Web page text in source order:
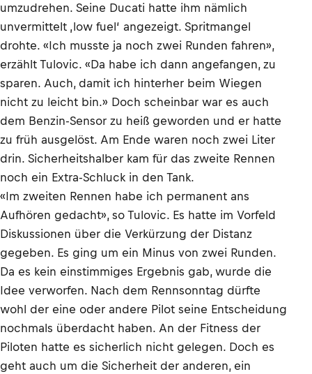
umzudrehen. Seine Ducati hatte ihm nämlich
unvermittelt ‚low fuel‘ angezeigt. Spritmangel
drohte. «Ich musste ja noch zwei Runden fahren»,
erzählt Tulovic. «Da habe ich dann angefangen, zu
sparen. Auch, damit ich hinterher beim Wiegen
nicht zu leicht bin.» Doch scheinbar war es auch
dem Benzin-Sensor zu heiß geworden und er hatte
zu früh ausgelöst. Am Ende waren noch zwei Liter
drin. Sicherheitshalber kam für das zweite Rennen
noch ein Extra-Schluck in den Tank.
«Im zweiten Rennen habe ich permanent ans
Aufhören gedacht», so Tulovic. Es hatte im Vorfeld
Diskussionen über die Verkürzung der Distanz
gegeben. Es ging um ein Minus von zwei Runden.
Da es kein einstimmiges Ergebnis gab, wurde die
Idee verworfen. Nach dem Rennsonntag dürfte
wohl der eine oder andere Pilot seine Entscheidung
nochmals überdacht haben. An der Fitness der
Piloten hatte es sicherlich nicht gelegen. Doch es
geht auch um die Sicherheit der anderen, ein